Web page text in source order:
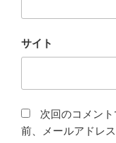
サイト
次回のコメン
前、メールアドレ